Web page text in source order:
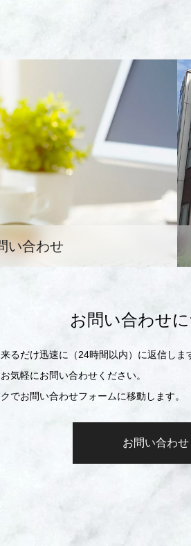
い合わせ
お問い合わせ
るだけ迅速に（24時間以内）に返信し
気軽にお問い合わせください。
でお問い合わせフォームに移動します。
お問い合わせ